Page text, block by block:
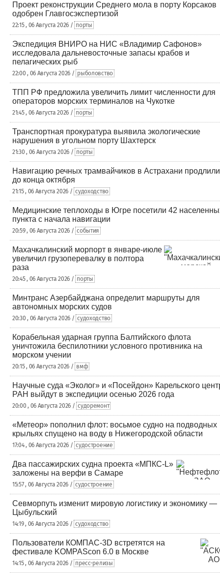
Проект реконструкции Среднего мола в порту Корсаков
одобрен Главгосэкспертизой
22:15 , 06 Августа 2026 / порты
Экспедиция ВНИРО на НИС «Владимир Сафонов»
исследовала дальневосточные запасы крабов и
пелагических рыб
22:00 , 06 Августа 2026 / рыболовство
ТПП РФ предложила увеличить лимит численности для
операторов морских терминалов на Чукотке
21:45 , 06 Августа 2026 / порты
Транспортная прокуратура выявила экологические
нарушения в угольном порту Шахтерск
21:30 , 06 Августа 2026 / порты
Навигацию речных трамвайчиков в Астрахани продлили
до конца октября
21:15 , 06 Августа 2026 / судоходство
Медицинские теплоходы в Югре посетили 42
пункта с начала навигации
20:59 , 06 Августа 2026 / события
Махачкалинский морпорт в январе-июле
увеличил грузоперевалку в полтора
раза
20:45 , 06 Августа 2026 / порты
Минтранс Азербайджана определит маршруты для
автономных морских судов
20:30 , 06 Августа 2026 / судоходство
Корабельная ударная группа Балтийского флота
уничтожила беспилотники условного противника на
морском учении
20:15 , 06 Августа 2026 / вмф
Научные суда «Эколог» и «Посейдон» Карельского
РАН выйдут в экспедиции осенью 2026 года
20:00 , 06 Августа 2026 / судоремонт
«Метеор» пополнил флот: восьмое судно на подводных
крыльях спущено на воду в Нижегородской области
17:04 , 06 Августа 2026 / судостроение
Два пассажирских судна проекта «МПКС-L»
заложены на верфи в Самаре
15:57 , 06 Августа 2026 / судостроение
Севморпуть изменит мировую логистику и экономику —
Цыбульский
14:19 , 06 Августа 2026 / судоходство
Пользователи КОМПАС-3D встретятся на
фестивале KOMPAScon 6.0 в Москве
14:15 , 06 Августа 2026 / пресс-релизы